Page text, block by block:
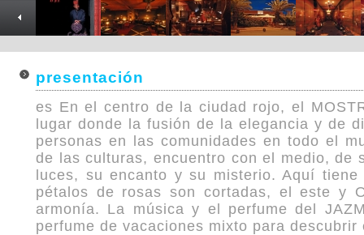
presentación
es En el centro de la ciudad rojo, el
lugar donde la fusión de la elegancia y de
personas en las comunidades en todo el
de las culturas, encuentro con el medio, de
luces, su encanto y su misterio. Aquí
pétalos de rosas son cortadas, el este y
armonía. La música y el perfume del
perfume de vacaciones mixto para descubrir